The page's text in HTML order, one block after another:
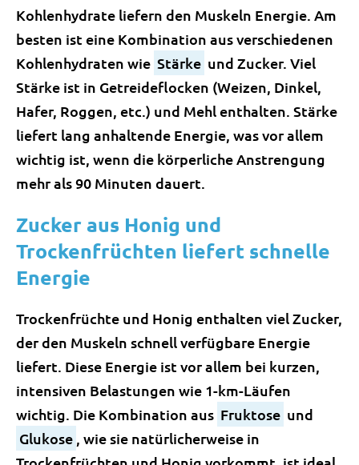
Kohlenhydrate liefern den Muskeln Energie. Am
besten ist eine Kombination aus verschiedenen
Kohlenhydraten wie Stärke und Zucker. Viel
Stärke ist in Getreideflocken (Weizen, Dinkel,
Hafer, Roggen, etc.) und Mehl enthalten. Stärke
liefert lang anhaltende Energie, was vor allem
wichtig ist, wenn die körperliche Anstrengung
mehr als 90 Minuten dauert.
Zucker aus Honig und
Trockenfrüchten liefert schnelle
Energie
Trockenfrüchte und Honig enthalten viel Zucker,
der den Muskeln schnell verfügbare Energie
liefert. Diese Energie ist vor allem bei kurzen,
intensiven Belastungen wie 1-km-Läufen
wichtig. Die Kombination aus Fruktose und
Glukose , wie sie natürlicherweise in